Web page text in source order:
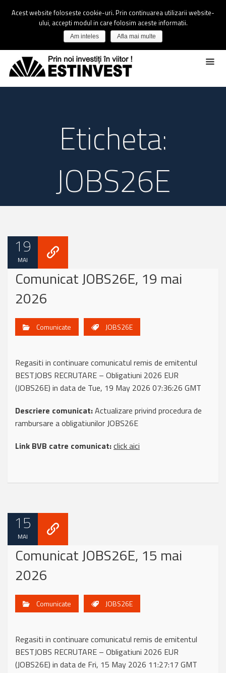
Eticheta:
JOBS26E
19
MAI
Comunicat JOBS26E, 19 mai
2026
Comunicate JOBS26E
Regasiti in continuare comunicatul remis de emitentul
BESTJOBS RECRUTARE – Obligatiuni 2026 EUR
(JOBS26E) in data de Tue, 19 May 2026 07:36:26 GMT
Descriere comunicat:Actualizare privind procedura de
rambursare a obligatiunilor JOBS26E
Link BVB catre comunicat:click aici
15
MAI
Comunicat JOBS26E, 15 mai
2026
Comunicate JOBS26E
Regasiti in continuare comunicatul remis de emitentul
BESTJOBS RECRUTARE – Obligatiuni 2026 EUR
(JOBS26E) in data de Fri, 15 May 2026 11:27:17 GMT
Acest website foloseste cookie-uri. Prin continuarea utilizarii website-
ului, accepti modul in care folosim aceste informatii.
Am inteles Afla mai multe